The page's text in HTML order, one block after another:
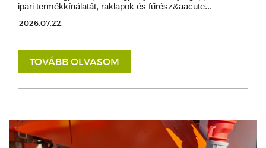
ipari termékkínálatát, raklapok és fűrész&aacute...
2026.07.22.
TOVÁBB OLVASOM